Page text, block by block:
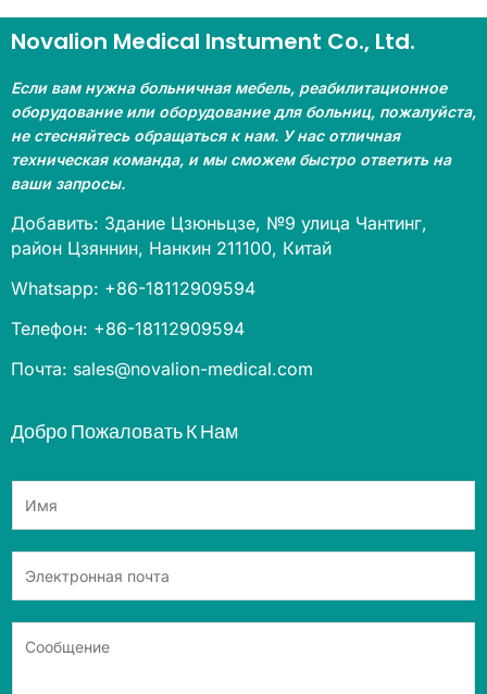
Novalion Medical Instument Co., Ltd.
Если вам нужна больничная мебель, реабилитационное
оборудование или оборудование для больниц, пожалуйста,
не стесняйтесь обращаться к нам. У нас отличная
техническая команда, и мы сможем быстро ответить на
ваши запросы.
Добавить: Здание Цзюньцзе, №9 улица Чантинг,
район Цзяннин, Нанкин 211100, Китай
Whatsapp: +86-18112909594
Телефон: +86-18112909594
Почта: sales@novalion-medical.com
Добро Пожаловать К Нам